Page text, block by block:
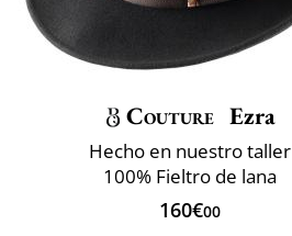
Couture Ezra
Hecho en nuestro taller
100% Fieltro de lana
160€00